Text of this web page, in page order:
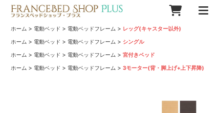
ホーム > 電動ベッド > 電動ベッドフレーム > レッグ(キャスター以外)
ホーム > 電動ベッド > 電動ベッドフレーム > シングル
ホーム > 電動ベッド > 電動ベッドフレーム >宮付きベッド
ホーム > 電動ベッド > 電動ベッドフレーム >3モーター(背・脚上げ+上下昇降)